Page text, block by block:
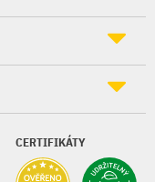
CERTIFIKÁTY